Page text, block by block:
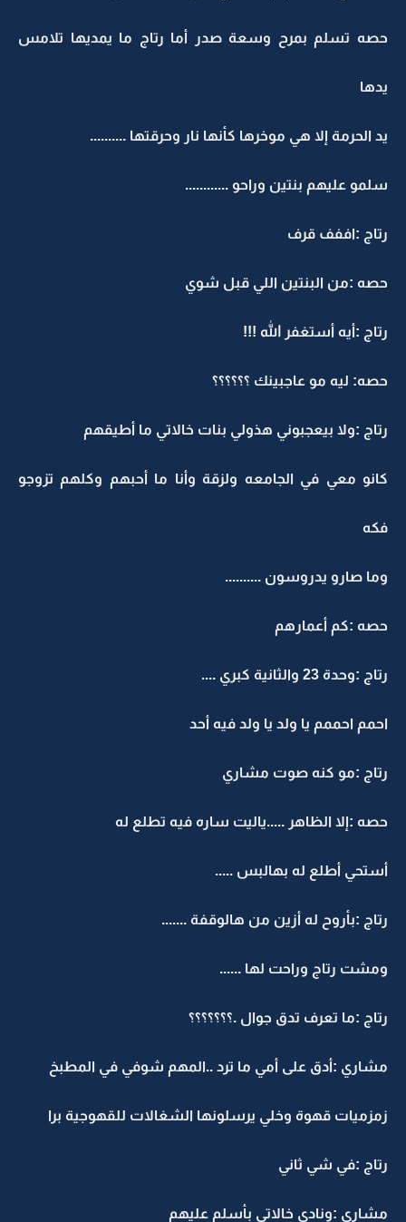
حصه تسلم بمرح وسعة صدر أما رتاج ما يمديها تلامس
يدها
يد الحرمة إلا هي موخرها كأنها نار وحرقتها ..........
سلمو عليهم بنتين وراحو ............
رتاج :اففف قرف
حصه :من البنتين اللي قبل شوي
رتاج :أيه أستغفر الله !!!
حصه: ليه مو عاجبينك ؟؟؟؟؟؟
رتاج :ولا بيعجبوني هذولي بنات خالاتي ما أطيقهم
كانو معي في الجامعه ولزقة وأنا ما أحبهم وكلهم تزوجو
فكه
وما صارو يدروسون ..........
حصه :كم أعمارهم
رتاج :وحدة 23 والثانية كبري ....
احمم احممم يا ولد يا ولد فيه أحد
رتاج :مو كنه صوت مشاري
حصه :إلا الظاهر .....ياليت ساره فيه تطلع له
أستحي أطلع له بهالبس .....
رتاج :بأروح له أزين من هالوقفة .......
ومشت رتاج وراحت لها ......
رتاج :ما تعرف تدق جوال .؟؟؟؟؟؟؟
مشاري :أدق على أمي ما ترد ..المهم شوفي في المطبخ
زمزميات قهوة وخلي يرسلونها الشغالات للقهوجية برا
رتاج :في شي ثاني
مشاري :ونادي خالاتي بأسلم عليهم